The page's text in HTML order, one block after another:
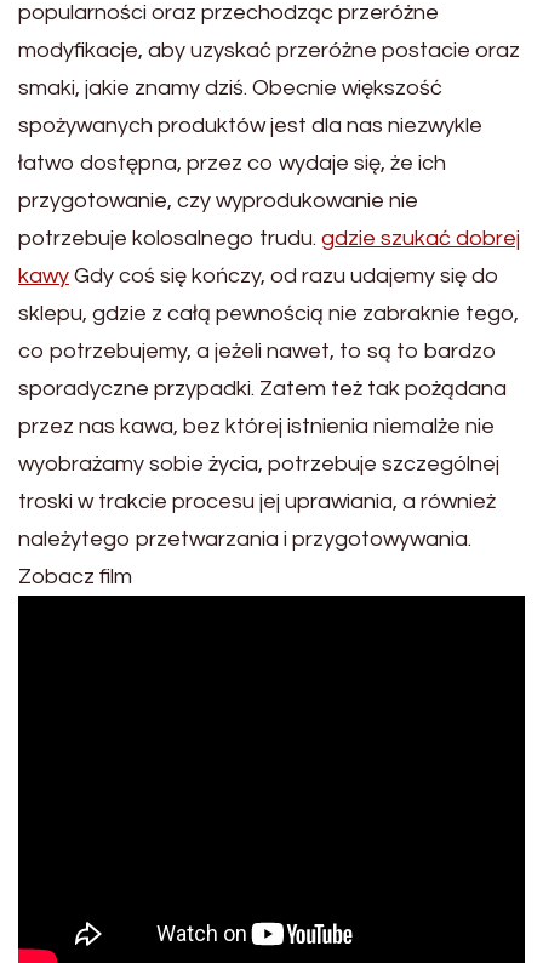
popularności oraz przechodząc przeróżne
modyfikacje, aby uzyskać przeróżne postacie oraz
smaki, jakie znamy dziś. Obecnie większość
spożywanych produktów jest dla nas niezwykle
łatwo dostępna, przez co wydaje się, że ich
przygotowanie, czy wyprodukowanie nie
potrzebuje kolosalnego trudu. gdzie szukać dobrej
kawy Gdy coś się kończy, od razu udajemy się do
sklepu, gdzie z całą pewnością nie zabraknie tego,
co potrzebujemy, a jeżeli nawet, to są to bardzo
sporadyczne przypadki. Zatem też tak pożądana
przez nas kawa, bez której istnienia niemalże nie
wyobrażamy sobie życia, potrzebuje szczególnej
troski w trakcie procesu jej uprawiania, a również
należytego przetwarzania i przygotowywania.
Zobacz film